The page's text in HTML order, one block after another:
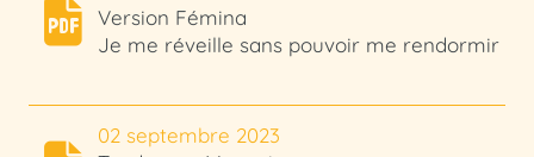
Version Fémina
Je me réveille sans pouvoir me rendormir
02 septembre 2023